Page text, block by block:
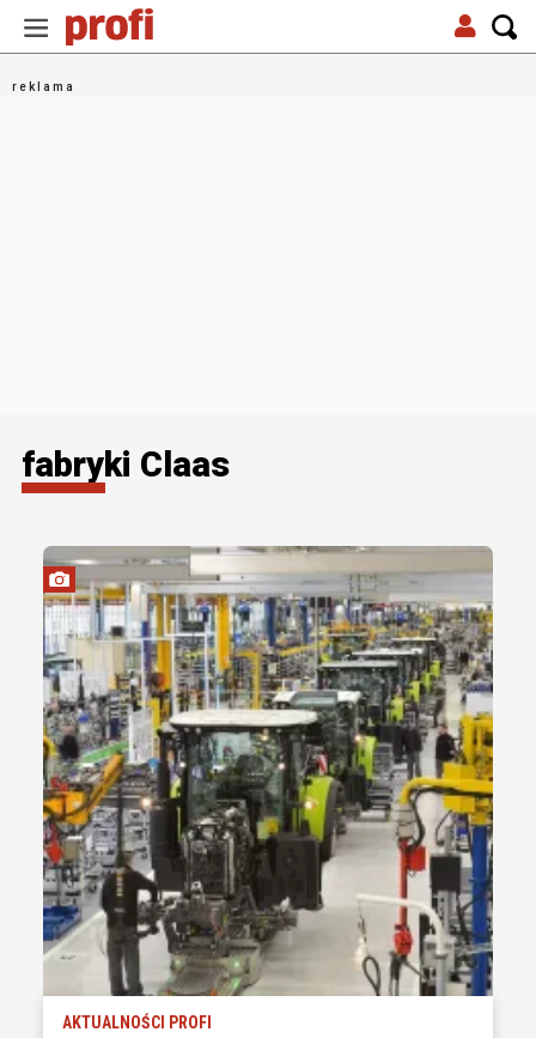
fabryki Claas
AKTUALNOŚCI PROFI